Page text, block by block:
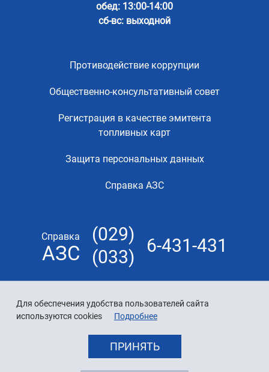
Для обеспечения удобства пользователей сайта
используются cookies
Подробнее
ПРИНЯТЬ
обед: 13:00-14:00
сб-вс: выходной
Противодействие коррупции
Общественно-консультативный совет
Регистрация в качестве эмитента
топливных карт
Защита персональных данных
Справка АЗС
Справка
АЗС
(029)
(033)
6-431-431